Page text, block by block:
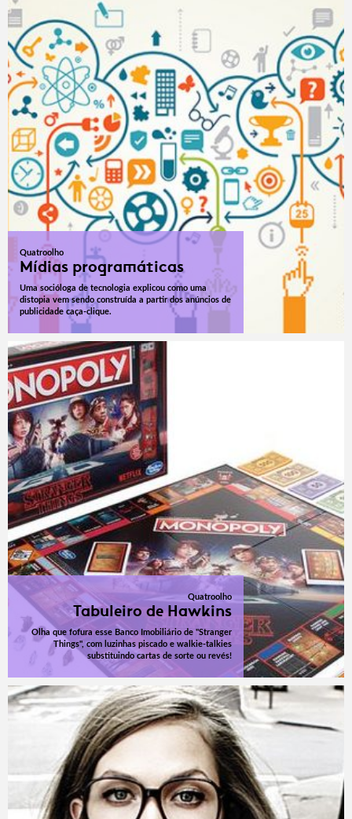
Quatroolho
Mídias programáticas
Uma socióloga de tecnologia explicou como uma
distopia vem sendo construída a partir dos anúncios de
publicidade caça-clique.
Quatroolho
Tabuleiro de Hawkins
Olha que fofura esse Banco Imobiliário de "Stranger
Things", com luzinhas piscado e walkie-talkies
substituindo cartas de sorte ou revés!